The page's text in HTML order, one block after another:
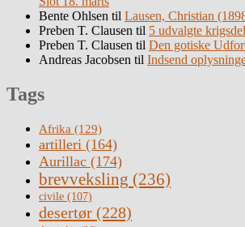
Bente Ohlsen til Lausen, Christian
Preben T. Clausen til 5 udvalgte
Preben T. Clausen til Den gotiske
Andreas Jacobsen til Indsend
Tags
Afrika (129)
artilleri (164)
Aurillac (174)
brevveksling (236)
civile (107)
desertør (228)